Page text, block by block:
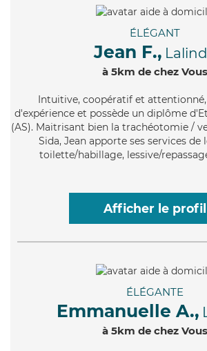
ÉLÉGANT
Jean F.,
à 5km de chez Vous
Intuitive, coopératif et attentionné,
d'expérience et possède un diplôme
(AS). Maitrisant bien la trachéotomie /
Sida, Jean apporte ses services de
toilette/habillage, lessive/
Afficher le profil
ÉLÉGANTE
Emmanuelle A.,
à 5km de chez Vous